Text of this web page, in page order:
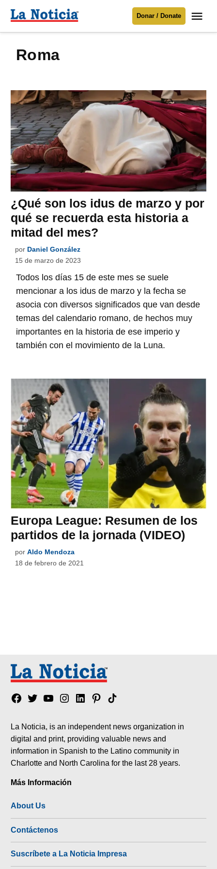
Para mantenerte informado necesitamos
contenido
Noticia
Donar / Donate
Roma
¿Qué son los idus de marzo y por
qué se recuerda esta historia a
mitad del mes?
por Daniel González
15 de marzo de 2023
Todos los días 15 de este mes se suele
mencionar a los idus de marzo y la fecha se
asocia con diversos significados que van desde
temas del calendario romano, de hechos muy
importantes en la historia de ese imperio y
también con el movimiento de la Luna.
Europa League: Resumen de los
partidos de la jornada (VIDEO)
por Aldo Mendoza
18 de febrero de 2021
Facebook
TwitterYouTubeInstagram
LinkedinPinterest
Tik
La Noticia, is an independent news organization in
digital and print, providing valuable news and
information in Spanish to the Latino community in
Charlotte and North Carolina for the last 28 years.
Más Información
About Us
Contáctenos
Suscríbete a La Noticia Impresa